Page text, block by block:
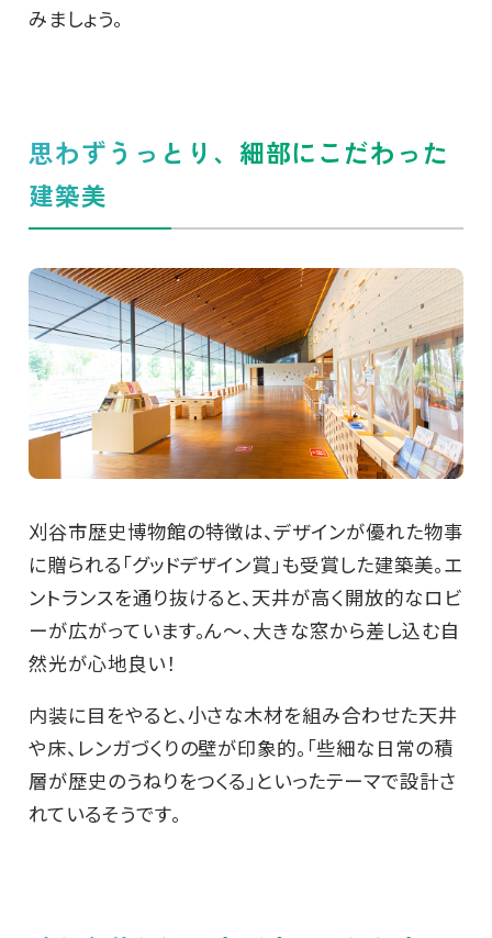
みましょう。
思わずうっとり、細部にこだわった
建築美
刈谷市歴史博物館の特徴は、デザインが優れた物事
に贈られる「グッドデザイン賞」も受賞した建築美。エ
ントランスを通り抜けると、天井が高く開放的なロビ
ーが広がっています。ん～、大きな窓から差し込む自
然光が心地良い！
内装に目をやると、小さな木材を組み合わせた天井
や床、レンガづくりの壁が印象的。「些細な日常の積
層が歴史のうねりをつくる」といったテーマで設計さ
れているそうです。